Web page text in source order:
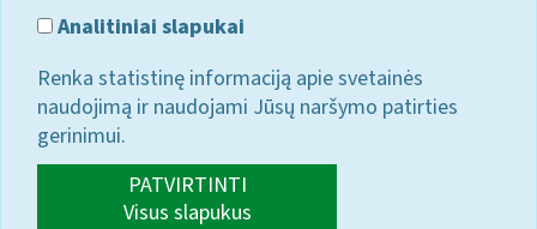
Analitiniai slapukai
Renka statistinę informaciją apie svetainės
naudojimą ir naudojami Jūsų naršymo patirties
gerinimui.
PATVIRTINTI
Visus slapukus